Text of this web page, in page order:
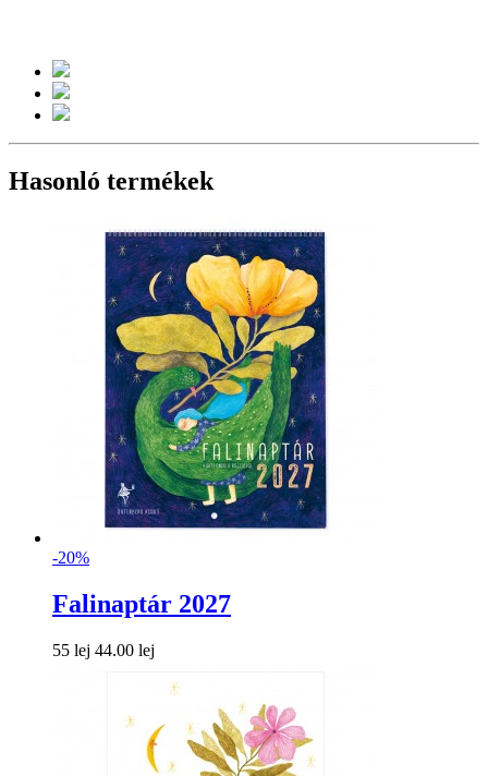
Hasonló termékek
-20%
Falinaptár 2027
55 lej 44.00 lej